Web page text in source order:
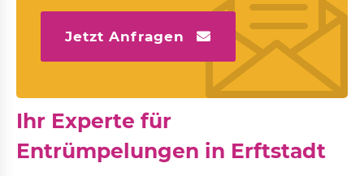
Jetzt Anfragen
Ihr Experte für
Entrümpelungen in Erftstadt